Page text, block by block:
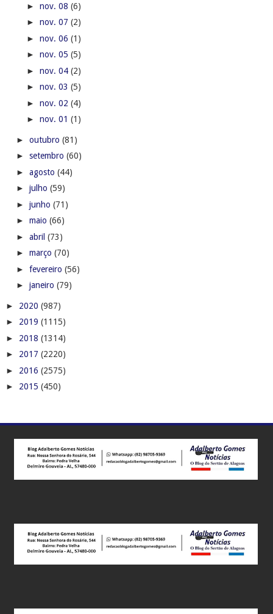
► nov. 08 (6)
► nov. 07 (2)
► nov. 06 (1)
► nov. 05 (5)
► nov. 04 (2)
► nov. 03 (5)
► nov. 02 (4)
► nov. 01 (1)
► outubro (81)
► setembro (60)
► agosto (44)
► julho (59)
► junho (71)
► maio (66)
► abril (73)
► março (70)
► fevereiro (56)
► janeiro (79)
► 2020 (987)
► 2019 (1115)
► 2018 (1314)
► 2017 (2220)
► 2016 (2575)
► 2015 (450)